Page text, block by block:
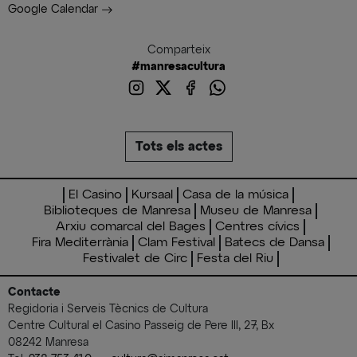
Google Calendar
Comparteix
#manresacultura
Tots els actes
El Casino Kursaal
Casa de la música
Biblioteques de Manresa
Museu de Manresa
Arxiu comarcal del Bages
Centres cívics
Fira Mediterrània
Clam Festival
Batecs de Dansa
Festivalet de Circ
Festa del Riu
Contacte
Regidoria i Serveis Tècnics de Cultura
Centre Cultural el Casino Passeig de Pere III, 27, Bx
08242 Manresa